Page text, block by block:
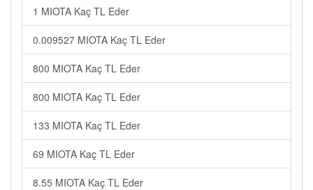
1 MIOTA Kaç TL Eder
0.009527 MIOTA Kaç TL Eder
800 MIOTA Kaç TL Eder
800 MIOTA Kaç TL Eder
133 MIOTA Kaç TL Eder
69 MIOTA Kaç TL Eder
8.55 MIOTA Kaç TL Eder